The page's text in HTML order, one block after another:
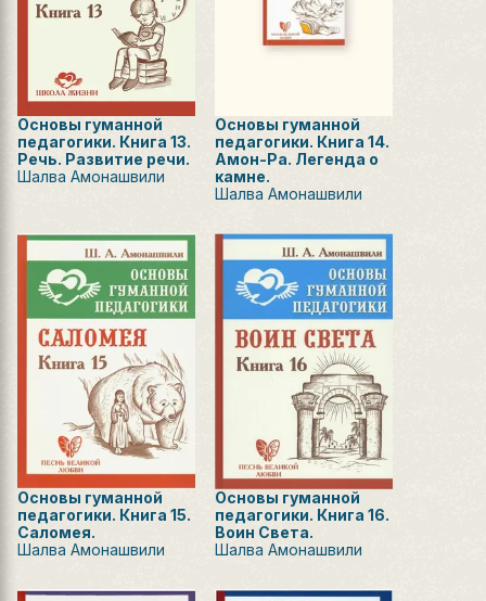
Основы гуманной
педагогики. Книга 13.
Речь. Развитие речи.
Шалва Амонашвили
Основы гуманной
педагогики. Книга 14.
Амон-Ра. Легенда о
камне.
Шалва Амонашвили
Основы гуманной
педагогики. Книга 15.
Саломея.
Шалва Амонашвили
Основы гуманной
педагогики. Книга 16.
Воин Света.
Шалва Амонашвили